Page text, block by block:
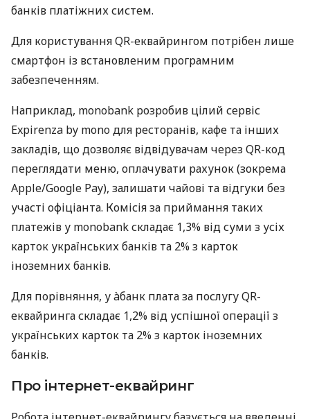
банків платіжних систем.
Для користування QR-еквайрингом потрібен лише
смартфон із встановленим програмним
забезпеченням.
Наприклад, monobank розробив цілий сервіс
Expirenza by mono для ресторанів, кафе та інших
закладів, що дозволяє відвідувачам через QR-код
переглядати меню, оплачувати рахунок (зокрема
Apple/Google Pay), залишати чайові та відгуки без
участі офіціанта. Комісія за приймання таких
платежів у monobank складає 1,3% від суми з усіх
карток українських банків та 2% з карток
іноземних банків.
Для порівняння, у àбанк плата за послугу QR-
еквайринга складає 1,2% від успішної операції з
українських карток та 2% з карток іноземних
банків.
Про інтернет-еквайринг